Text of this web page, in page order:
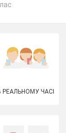
РЕАЛЬНОМУ ЧАСІ